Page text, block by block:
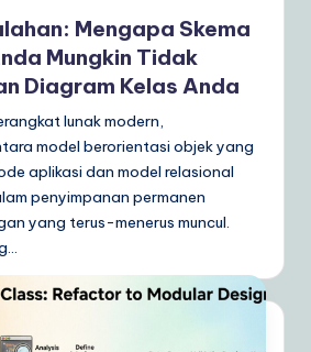
Mengapa Skema
Mungkin Tidak
Diagram Kelas Anda
lunak modern,
model berorientasi objek yang
aplikasi dan model relasional
penyimpanan permanen
yang terus-menerus muncul.